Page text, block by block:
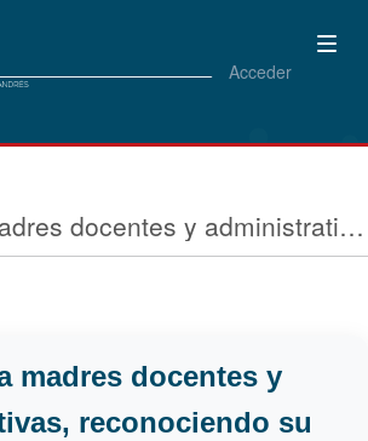
Acceder
Homenaje a madres docentes y administrativas, reconociendo su dedicación y legado en la formación universitaria
madres docentes y
reconociendo su